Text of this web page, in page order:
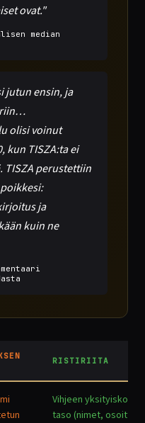
ovat."
median
jutun ensin, ja
olisi voinut
kun TISZA:ta ei
TISZA perustettiin
ja
kuin ne
RISTIRIITA
Vihjeen
taso (nimet,